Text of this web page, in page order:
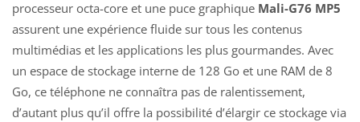
processeur octa-core et une puce graphique Mali-G76 MP5
assurent une expérience fluide sur tous les contenus
multimédias et les applications les plus gourmandes. Avec
un espace de stockage interne de 128 Go et une RAM de 8
Go, ce téléphone ne connaîtra pas de ralentissement,
d’autant plus qu’il offre la possibilité d’élargir ce stockage via